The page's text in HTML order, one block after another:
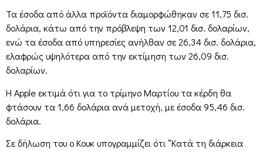
Τα έσοδα από άλλα προϊόντα διαμορφώθηκαν σε 11,75 δισ.
δολάρια, κάτω από την πρόβλεψη των 12,01 δισ. δολαρίων,
ενώ τα έσοδα από υπηρεσίες ανήλθαν σε 26,34 δισ. δολάρια,
ελαφρώς υψηλότερα από την εκτίμηση των 26,09 δισ.
δολαρίων.
Η Apple εκτιμά ότι για το τρίμηνο Μαρτίου τα κέρδη θα
φτάσουν τα 1,66 δολάρια ανά μετοχή, με έσοδα 95,46 δισ.
δολάρια.
Σε δήλωση του ο Κουκ υπογραμμίζει ότι “Κατά τη διάρκεια